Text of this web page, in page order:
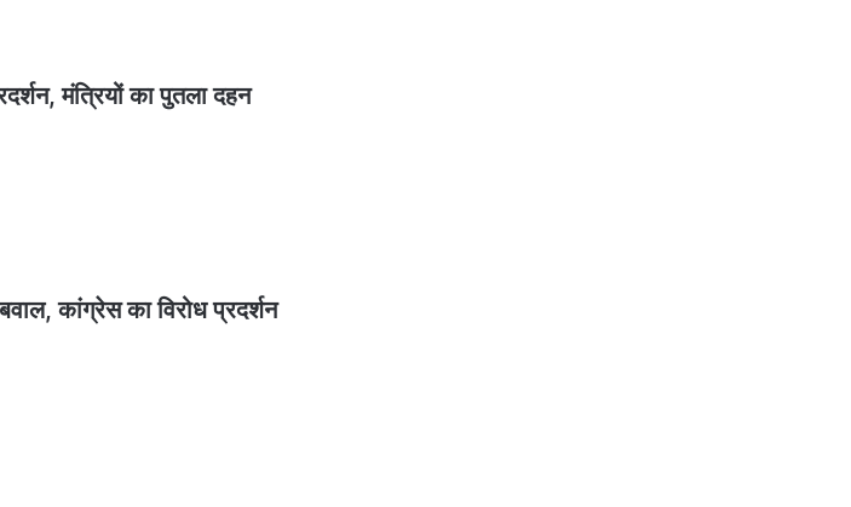
मंत्रियों का पुतला दहन
कांग्रेस का विरोध प्रदर्शन